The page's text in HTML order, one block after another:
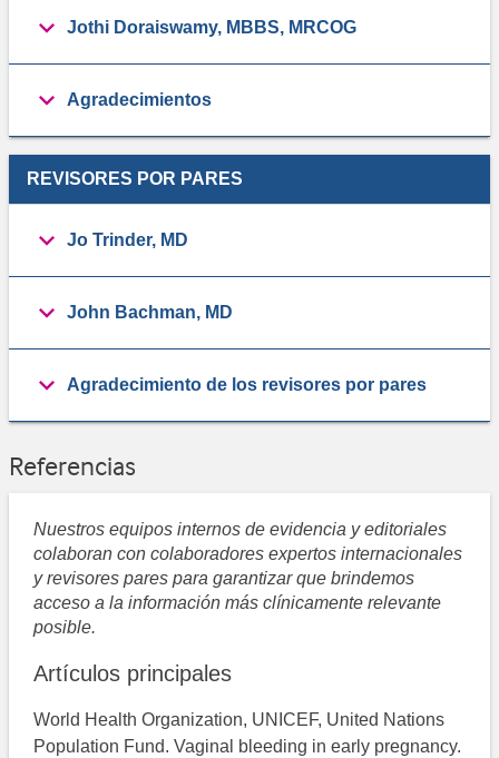
Jothi Doraiswamy, MBBS, MRCOG
Agradecimientos
REVISORES POR PARES
Jo Trinder, MD
John Bachman, MD
Agradecimiento de los revisores por pares
Referencias
Nuestros equipos internos de evidencia y editoriales
colaboran con colaboradores expertos internacionales
y revisores pares para garantizar que brindemos
acceso a la información más clínicamente relevante
posible.
Artículos principales
World Health Organization, UNICEF, United Nations
Population Fund. Vaginal bleeding in early pregnancy.